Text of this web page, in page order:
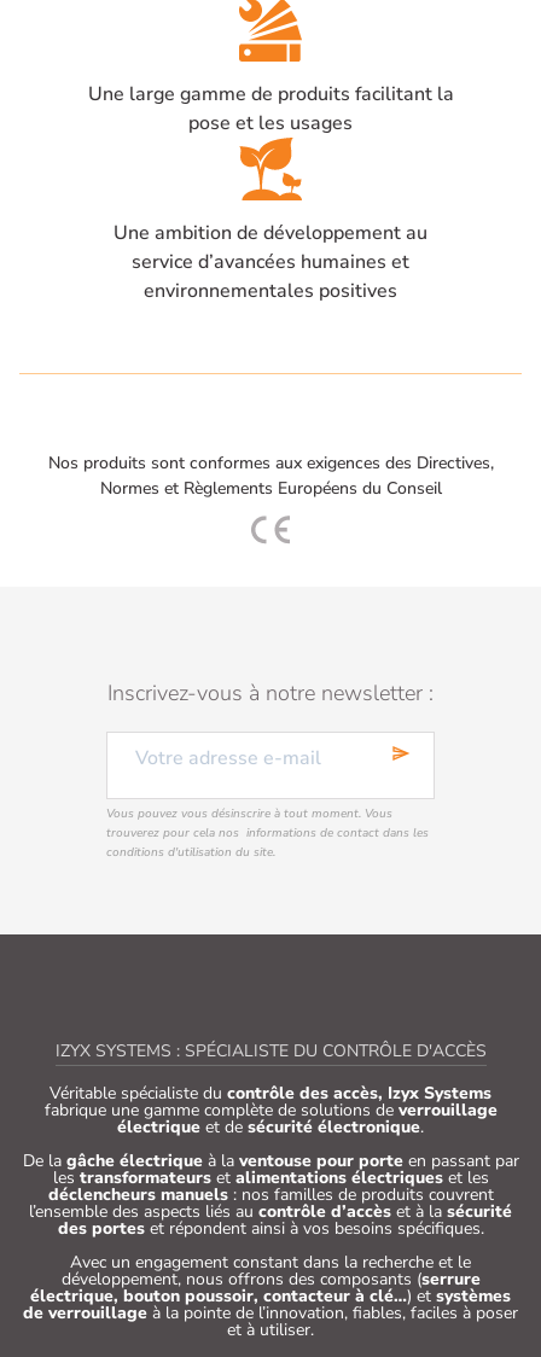
Une large gamme de produits facilitant la
pose et les usages
Une ambition de développement au
service d’avancées humaines et
environnementales positives
Nos produits sont conformes aux exigences des Directives,
Normes et Règlements Européens du Conseil
Inscrivez-vous à notre newsletter :
send
Vous pouvez vous désinscrire à tout moment. Vous
trouverez pour cela nos informations de contact dans les
conditions d'utilisation du site.
IZYX SYSTEMS : SPÉCIALISTE DU CONTRÔLE D'ACCÈS
Véritable spécialiste du contrôle des accès, Izyx Systems
fabrique une gamme complète de solutions de verrouillage
électrique et de sécurité électronique.
De la gâche électriqueà la ventouse pour porteen passant par
les transformateurset alimentations électriqueset les
déclencheurs manuels: nos familles de produits couvrent
l’ensemble des aspects liés au contrôle d’accès et à la sécurité
des porteset répondent ainsi à vos besoins spécifiques.
Avec un engagement constant dans la recherche et le
développement, nous offrons des composants (serrure
électrique, bouton poussoir, contacteur à clé…) et systèmes
de verrouillage à la pointe de l’innovation, fiables, faciles à poser
et à utiliser.